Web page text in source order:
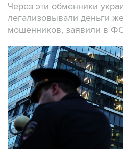
Через эти обменники
легализовывали деньги
мошенников, заявили в